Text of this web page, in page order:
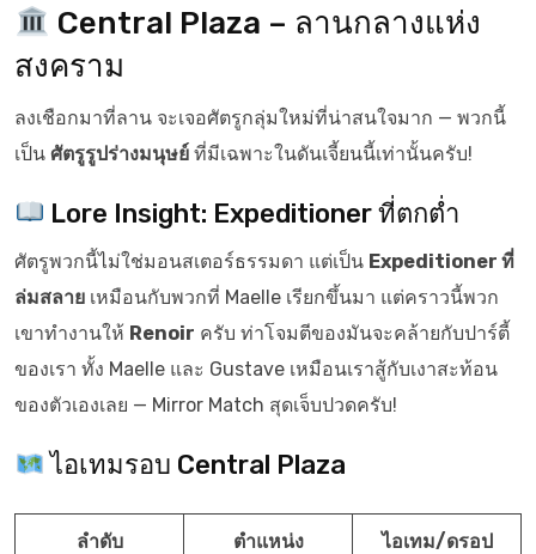
Central Plaza – ลานกลางแห่ง
สงคราม
ลงเชือกมาที่ลาน จะเจอศัตรูกลุ่มใหม่ที่น่าสนใจมาก — พวกนี้
เป็น ศัตรูรูปร่างมนุษย์ ที่มีเฉพาะในดันเจี้ยนนี้เท่านั้นครับ!
Lore Insight: Expeditioner ที่ตกต่ำ
ศัตรูพวกนี้ไม่ใช่มอนสเตอร์ธรรมดา แต่เป็น Expeditioner ที่
ล่มสลาย เหมือนกับพวกที่ Maelle เรียกขึ้นมา แต่คราวนี้พวก
เขาทำงานให้ Renoir ครับ ท่าโจมตีของมันจะคล้ายกับปาร์ตี้
ของเรา ทั้ง Maelle และ Gustave เหมือนเราสู้กับเงาสะท้อน
ของตัวเองเลย — Mirror Match สุดเจ็บปวดครับ!
ไอเทมรอบ Central Plaza
ลำดับ ตำแหน่ง ไอเทม/ดรอป